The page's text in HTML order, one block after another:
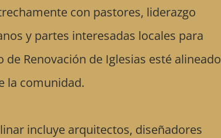
con pastores, liderazgo
y partes interesadas locales para
Renovación de Iglesias esté alineado
la comunidad.
incluye arquitectos, diseñadores